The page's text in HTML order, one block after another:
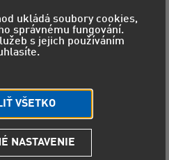
mistrovství Evropy
Racing Teamu
ukládá soubory cookies,
správnému fungování.
s jejich používáním
VŠETKO
NASTAVENIE